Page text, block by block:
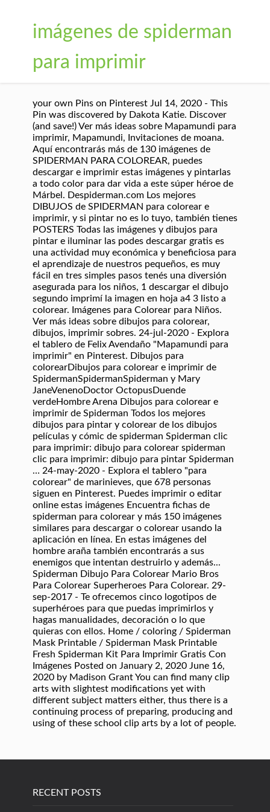
imágenes de spiderman
para imprimir
your own Pins on Pinterest Jul 14, 2020 - This
Pin was discovered by Dakota Katie. Discover
(and save!) Ver más ideas sobre Mapamundi para
imprimir, Mapamundi, Invitaciones de moana.
Aquí encontrarás más de 130 imágenes de
SPIDERMAN PARA COLOREAR, puedes
descargar e imprimir estas imágenes y pintarlas
a todo color para dar vida a este súper héroe de
Márbel. Despiderman.com Los mejores
DIBUJOS de SPIDERMAN para colorear e
imprimir, y si pintar no es lo tuyo, también tienes
POSTERS Todas las imágenes y dibujos para
pintar e iluminar las podes descargar gratis es
una actividad muy económica y beneficiosa para
el aprendizaje de nuestros pequeños, es muy
fácil en tres simples pasos tenés una diversión
asegurada para los niños, 1 descargar el dibujo
segundo imprimí la imagen en hoja a4 3 listo a
colorear. Imágenes para Colorear para Niños.
Ver más ideas sobre dibujos para colorear,
dibujos, imprimir sobres. 24-jul-2020 - Explora
el tablero de Felix Avendaño "Mapamundi para
imprimir" en Pinterest. Dibujos para
colorearDibujos para colorear e imprimir de
SpidermanSpidermanSpiderman y Mary
JaneVenenoDoctor OctopusDuende
verdeHombre Arena Dibujos para colorear e
imprimir de Spiderman Todos los mejores
dibujos para pintar y colorear de los dibujos
películas y cómic de spiderman Spiderman clic
para imprimir: dibujo para colorear spiderman
clic para imprimir: dibujo para pintar Spiderman
… 24-may-2020 - Explora el tablero "para
colorear" de marinieves, que 678 personas
siguen en Pinterest. Puedes imprimir o editar
online estas imágenes Encuentra fichas de
spiderman para colorear y más 150 imágenes
similares para descargar o colorear usando la
aplicación en línea. En estas imágenes del
hombre araña también encontrarás a sus
enemigos que intentan destruirlo y además...
Spiderman Dibujo Para Colorear Mario Bros
Para Colorear Superheroes Para Colorear. 29-
sep-2017 - Te ofrecemos cinco logotipos de
superhéroes para que puedas imprimirlos y
hagas manualidades, decoración o lo que
quieras con ellos. Home / coloring / Spiderman
Mask Printable / Spiderman Mask Printable
Fresh Spiderman Kit Para Imprimir Gratis Con
Imágenes Posted on January 2, 2020 June 16,
2020 by Madison Grant You can find many clip
arts with slightest modifications yet with
different subject matters either, thus there is a
continuing process of preparing, producing and
using of these school clip arts by a lot of people.
RECENT POSTS